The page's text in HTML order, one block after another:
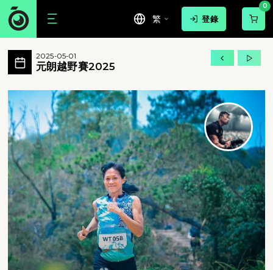
繁 登錄
0
元朗越野賽2025 活動相簿 MovePic
元朗越野賽2025 所有相片
元朗越野賽2025 - 元朗越野賽2025
2025-05-01
元朗越野賽2025